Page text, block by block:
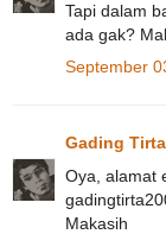
Tapi dalam
ada gak?
September
Gading Tirta
Oya, alamat
Makasih